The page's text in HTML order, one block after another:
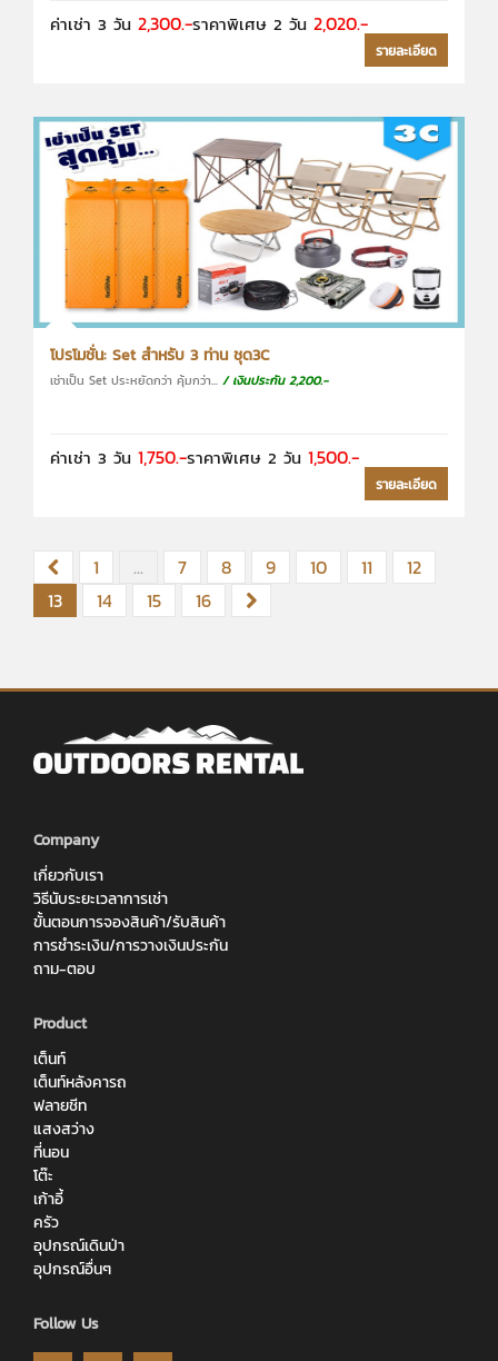
ค่าเช่า 3 วัน 2,300.-ราคาพิเศษ 2 วัน 2,020.-
รายละเอียด
โปรโมชั่น: Set สำหรับ 3 ท่าน ชุด3C
เช่าเป็น Set ประหยัดกว่า คุ้มกว่า... / เงินประกัน 2,200.-
ค่าเช่า 3 วัน 1,750.-ราคาพิเศษ 2 วัน 1,500.-
รายละเอียด
1 ... 7 8 9 10 11
12
13
14 15 16
Company
เกี่ยวกับเรา
วิธีนับระยะเวลาการเช่า
ขั้นตอนการจองสินค้า/รับสินค้า
การชำระเงิน/การวางเงินประกัน
ถาม-ตอบ
Product
เต็นท์
เต็นท์หลังคารถ
ฟลายชีท
แสงสว่าง
ที่นอน
โต๊ะ
เก้าอี้
ครัว
อุปกรณ์เดินป่า
อุปกรณ์อื่นๆ
Follow Us